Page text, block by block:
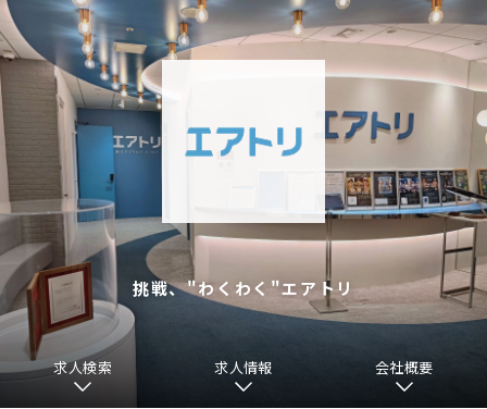
挑戦、"わくわく"エアトリ
求人検索 求人情報 会社概要